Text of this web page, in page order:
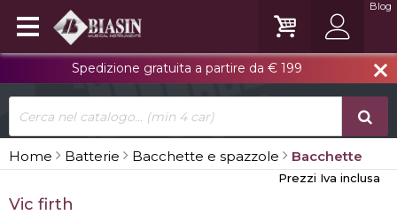
close
Spedizione gratuita a partire da € 199
Blog
Home Batterie Bacchette e spazzole Bacchette
Prezzi Iva inclusa
Vic firth